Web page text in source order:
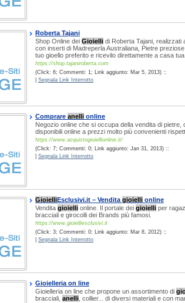
Roberta Tajani
Shop Online dei Gioielli di Roberta Tajani,
con inserti di Madreperla Australiana, Pietre
tuo gioello preferito e ricevilo direttamente a casa tua.
https://shop.tajaniroberta.com
(Click: 6; Commenti: 1; Link aggiunto: Mar 5, 2013) ::
Segnala Link Interrotto
Comprare anelli online
Negozio online che si occupa della vendita di pietre,
disponibili online a prezzi molto più convenienti
https://www.acquistogioiellionline.it/
(Click: 7; Commenti: 0; Link aggiunto: Jan 31, 2013) ::
Segnala Link Interrotto
GioielliEsclusivi.it – Vendita gioielli online
Vendita gioielli online. Il portale dei gioielli per
bracciali e girocolli dei Brands più famosi.
https://www.gioielliesclusivi.it
(Click: 3; Commenti: 0; Link aggiunto: Mar 8, 2012) ::
Segnala Link Interrotto
Gioielleria on line
Gioielleria on line che propone un assortimento di
bracciali, anelli , collier... di diversi materiali e con